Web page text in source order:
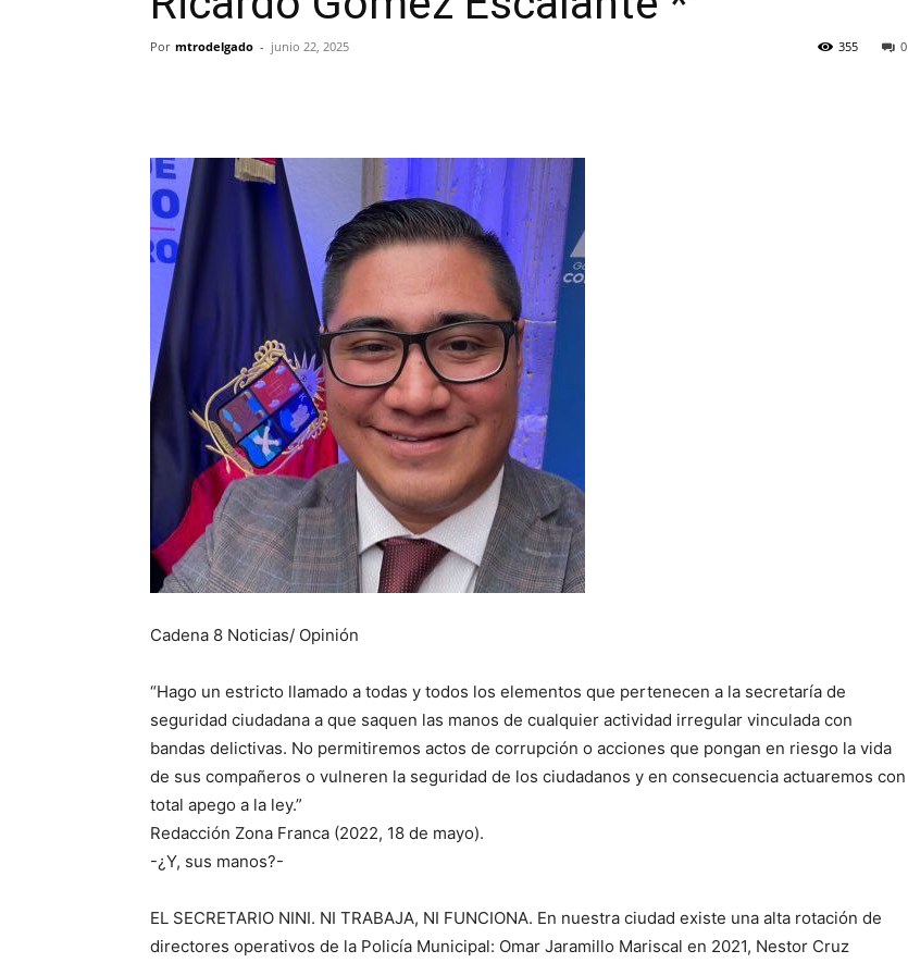
Por mtrodelgado - junio 22, 2025 0
355
Cadena 8 Noticias/ Opinión
“Hago un estricto llamado a todas y todos los elementos que pertenecen a la secretaría de
seguridad ciudadana a que saquen las manos de cualquier actividad irregular vinculada con
bandas delictivas. No permitiremos actos de corrupción o acciones que pongan en riesgo la vida
de sus compañeros o vulneren la seguridad de los ciudadanos y en consecuencia actuaremos con
total apego a la ley.”
Redacción Zona Franca (2022, 18 de mayo).
-¿Y, sus manos?-
EL SECRETARIO NINI. NI TRABAJA, NI FUNCIONA. En nuestra ciudad existe una alta rotación de
directores operativos de la Policía Municipal: Omar Jaramillo Mariscal en 2021, Nestor Cruz